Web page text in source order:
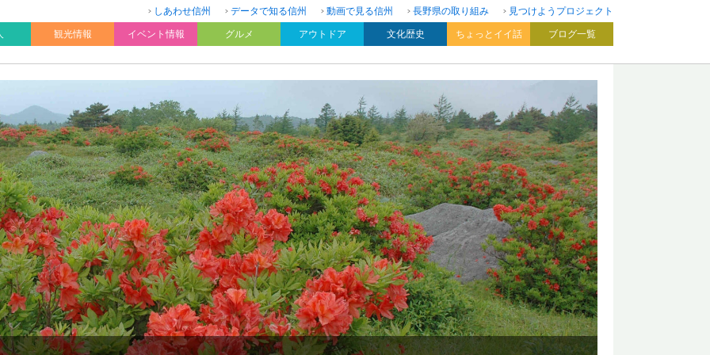
しあわせ信州 データで知る信州 動画で見る信州 長野県の取り組み
見つけようプロジェクト
観光情報 イベント情報 グルメ アウトドア 文化歴史 ちょっとイイ話 ブログ一覧